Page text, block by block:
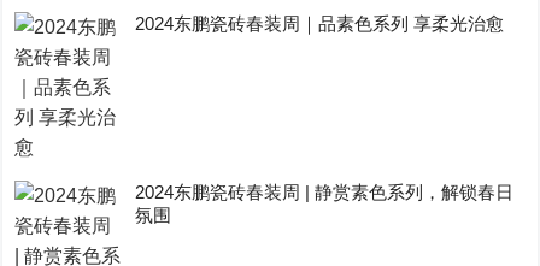
2024东鹏瓷砖春装周｜品素色系列 享柔光治愈
2024东鹏瓷砖春装周 | 静赏素色系列，解锁春日
氛围